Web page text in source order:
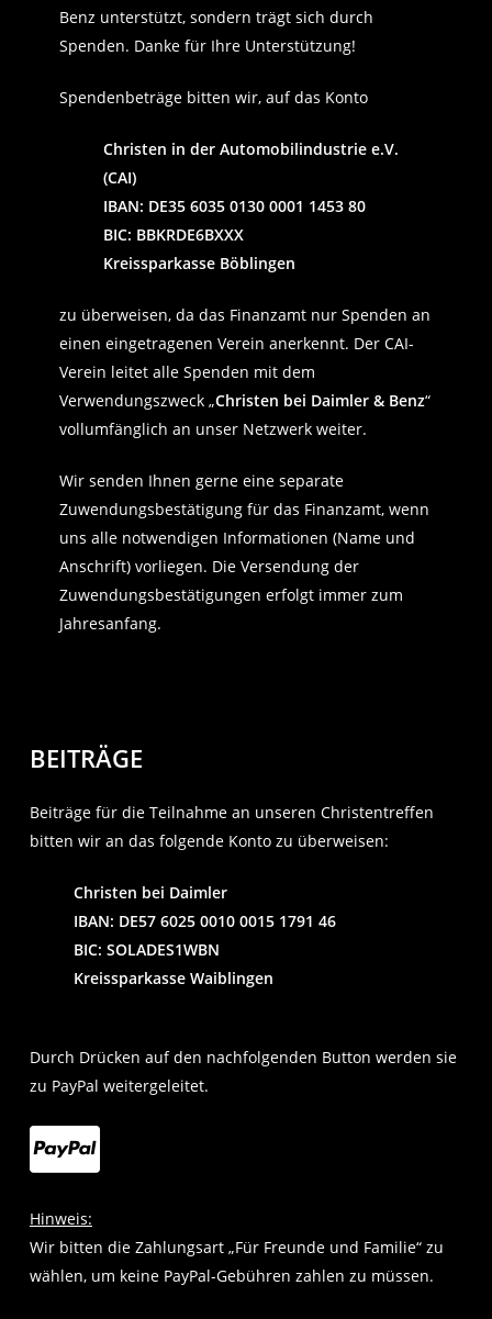
Benz unterstützt, sondern trägt sich durch
Spenden. Danke für Ihre Unterstützung!
Spendenbeträge bitten wir, auf das Konto
Christen in der Automobilindustrie e.V.
(CAI)
IBAN: DE35 6035 0130 0001 1453 80
BIC: BBKRDE6BXXX
Kreissparkasse Böblingen
zu überweisen, da das Finanzamt nur Spenden an
einen eingetragenen Verein anerkennt. Der CAI-
Verein leitet alle Spenden mit dem
Verwendungszweck „Christen bei Daimler & Benz“
vollumfänglich an unser Netzwerk weiter.
Wir senden Ihnen gerne eine separate
Zuwendungsbestätigung für das Finanzamt, wenn
uns alle notwendigen Informationen (Name und
Anschrift) vorliegen. Die Versendung der
Zuwendungsbestätigungen erfolgt immer zum
Jahresanfang.
BEITRÄGE
Beiträge für die Teilnahme an unseren Christentreffen
bitten wir an das folgende Konto zu überweisen:
Christen bei Daimler
IBAN: DE57 6025 0010 0015 1791 46
BIC: SOLADES1WBN
Kreissparkasse Waiblingen
Durch Drücken auf den nachfolgenden Button werden sie
zu PayPal weitergeleitet.
Hinweis:
Wir bitten die Zahlungsart „Für Freunde und Familie“ zu
wählen, um keine PayPal-Gebühren zahlen zu müssen.